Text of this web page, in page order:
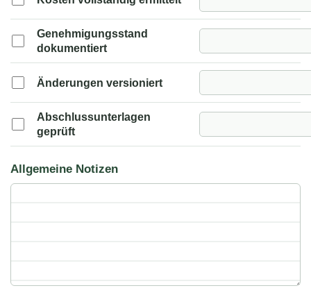
Genehmigungsstand
dokumentiert
Änderungen versioniert
Abschlussunterlagen
geprüft
Allgemeine Notizen